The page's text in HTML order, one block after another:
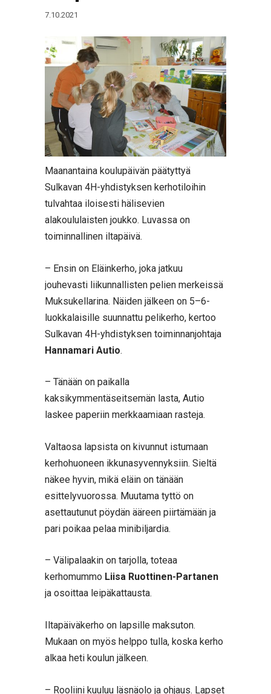
7.10.2021
Maanantaina koulupäivän päätyttyä
Sulkavan 4H-yhdistyksen kerhotiloihin
tulvahtaa iloisesti hälisevien
alakoululaisten joukko. Luvassa on
toiminnallinen iltapäivä.
– Ensin on Eläinkerho, joka jatkuu
jouhevasti liikunnallisten pelien merkeissä
Muksukellarina. Näiden jälkeen on 5–6-
luokkalaisille suunnattu pelikerho, kertoo
Sulkavan 4H-yhdistyksen toiminnanjohtaja
Hannamari Autio.
– Tänään on paikalla
kaksikymmentäseitsemän lasta, Autio
laskee paperiin merkkaamiaan rasteja.
Valtaosa lapsista on kivunnut istumaan
kerhohuoneen ikkunasyvennyksiin. Sieltä
näkee hyvin, mikä eläin on tänään
esittelyvuorossa. Muutama tyttö on
asettautunut pöydän ääreen piirtämään ja
pari poikaa pelaa minibiljardia.
– Välipalaakin on tarjolla, toteaa
kerhomummo Liisa Ruottinen-Partanen
ja osoittaa leipäkattausta.
Iltapäiväkerho on lapsille maksuton.
Mukaan on myös helppo tulla, koska kerho
alkaa heti koulun jälkeen.
– Rooliini kuuluu läsnäolo ja ohjaus. Lapset